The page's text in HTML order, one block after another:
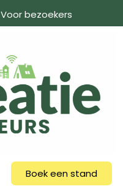
Voor bezoekers
Boek een stand